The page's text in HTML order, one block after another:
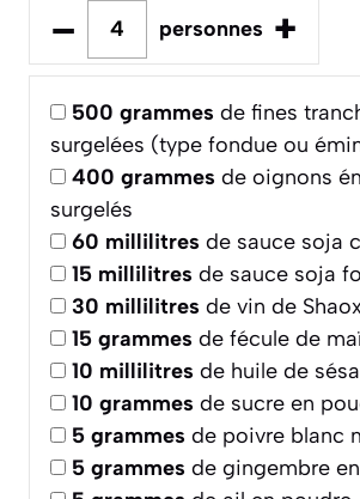
– personnes +
500 grammes de fines
surgelées (type fondue ou
400 grammes de oignons
surgelés
60 millilitres de sauce soja
15 millilitres de sauce soja
30 millilitres de vin de
15 grammes de fécule de
10 millilitres de huile de
10 grammes de sucre en
5 grammes de poivre blanc
5 grammes de gingembre